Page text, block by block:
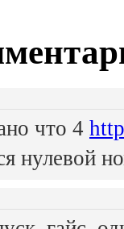
что 4
нулевой